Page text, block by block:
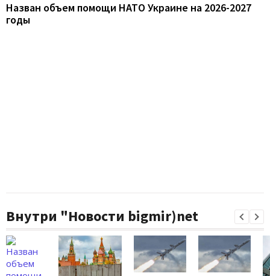
Назван объем помощи НАТО Украине на 2026-2027
годы
Внутри "Новости bigmir)net